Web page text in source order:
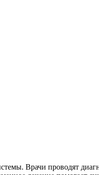
Врачи проводят